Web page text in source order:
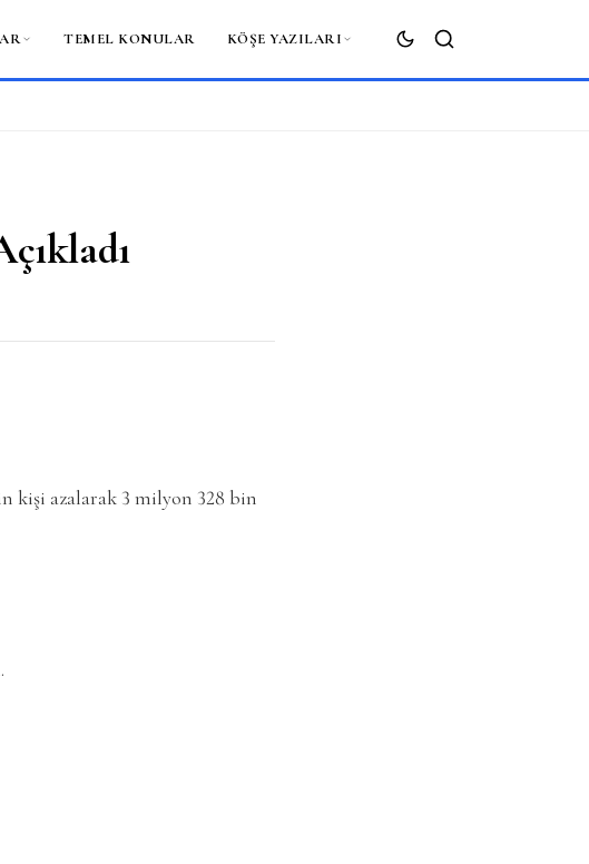
TEMEL KONULAR KÖŞE YAZILARI
ARA
kişi azalarak 3 milyon 328 bin